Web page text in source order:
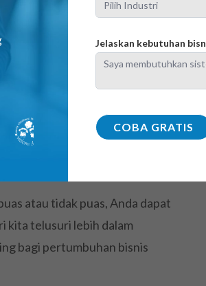
Jelaskan kebutuhan
COBA GRATIS
bisnis
retensi pelanggan, dan
data.
kesehatan hubungan
pada pendapatan dan reputasi
rutin memantau CSAT
atau tidak puas, Anda dapat
kita telusuri lebih dalam
bagi pertumbuhan bisnis